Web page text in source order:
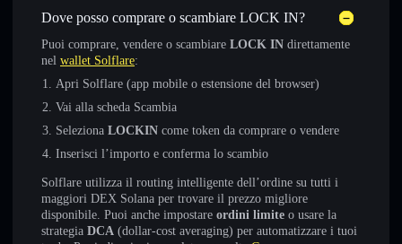
Dove posso comprare o scambiare LOCK IN?
Puoi comprare, vendere o scambiare LOCK IN direttamente
nel wallet Solflare:
Apri Solflare (app mobile o estensione del browser)
Vai alla scheda Scambia
Seleziona LOCKIN come token da comprare o vendere
Inserisci l’importo e conferma lo scambio
Solflare utilizza il routing intelligente dell’ordine su tutti i
maggiori DEX Solana per trovare il prezzo migliore
disponibile. Puoi anche impostare ordini limite o usare la
strategia DCA (dollar-cost averaging) per automatizzare i tuoi